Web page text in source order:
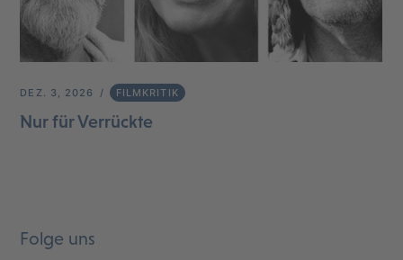
DEZ. 3, 2026 FILMKRITIK
Nur für Verrückte
Folge uns